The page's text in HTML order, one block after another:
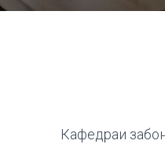
Кафедраи